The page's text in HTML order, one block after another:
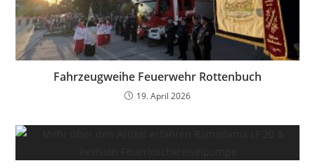
Fahrzeugweihe Feuerwehr Rottenbuch
19. April 2026